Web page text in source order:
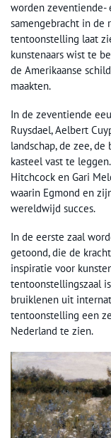
worden zeventiende-
samengebracht in de
tentoonstelling laat
kunstenaars wist te
de Amerikaanse
maakten.
In de zeventiende
Ruysdael, Aelbert
landschap, de zee,
kasteel vast te
Hitchcock en Gari
waarin Egmond en
wereldwijd succes.
In de eerste zaal
getoond, die de
inspiratie voor
tentoonstellingszaal
bruiklenen uit
tentoonstelling een
Nederland te zien.